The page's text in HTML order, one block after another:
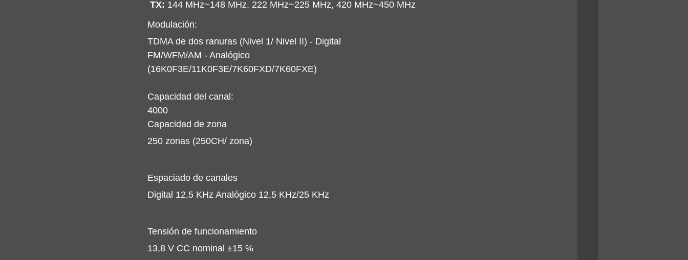
TX: 144 MHz~148 MHz, 222 MHz~225 MHz, 420 MHz~450 MHz
Modulación:
TDMA de dos ranuras (Nivel 1/ Nivel II) - Digital
FM/WFM/AM - Analógico
(16K0F3E/11K0F3E/7K60FXD/7K60FXE)
Capacidad del canal:
4000
Capacidad de zona
250 zonas (250CH/ zona)
Espaciado de canales
Digital 12,5 KHz Analógico 12,5 KHz/25 KHz
Tensión de funcionamiento
13,8 V CC nominal ±15 %